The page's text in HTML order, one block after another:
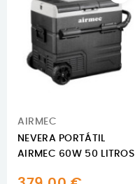
AIRMEC
NEVERA PORTÁTIL
AIRMEC 60W 50 LITROS